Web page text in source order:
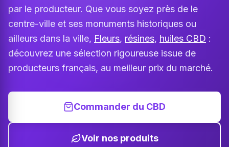
par le producteur. Que vous soyez près de le
centre-ville et ses monuments historiques ou
ailleurs dans la ville, Fleurs, résines, huiles CBD :
découvrez une sélection rigoureuse issue de
producteurs français, au meilleur prix du marché.
Commander du CBD
Voir nos produits